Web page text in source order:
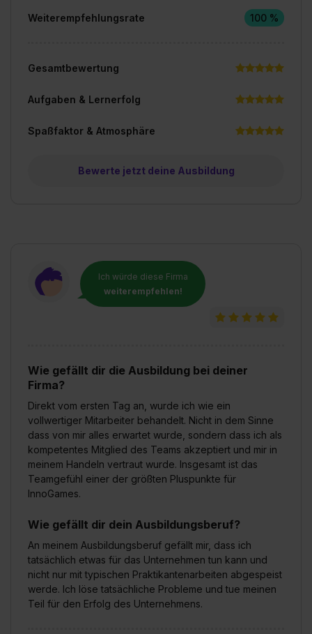
Ich würde diese Firma
weiterempfehlen!
Wie gefällt dir die Ausbildung bei deiner
Firma?
Direkt vom ersten Tag an, wurde ich wie ein
vollwertiger Mitarbeiter behandelt. Nicht in dem Sinne
dass von mir alles erwartet wurde, sondern dass ich als
kompetentes Mitglied des Teams akzeptiert und mir in
meinem Handeln vertraut wurde. Insgesamt ist das
Teamgefühl einer der größten Pluspunkte für
InnoGames.
Wie gefällt dir dein Ausbildungsberuf?
An meinem Ausbildungsberuf gefällt mir, dass ich
tatsächlich etwas für das Unternehmen tun kann und
nicht nur mit typischen Praktikantenarbeiten abgespeist
werde. Ich löse tatsächliche Probleme und tue meinen
Teil für den Erfolg des Unternehmens.
Weiterempfehlungsrate 100 %
Gesamtbewertung
Aufgaben & Lernerfolg
Spaßfaktor & Atmosphäre
Bewerte jetzt deine Ausbildung